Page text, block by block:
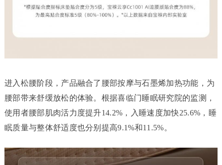
进入松腰阶段，产品融合了腰部按摩与石墨烯加热功能，为
腰部带来舒缓放松的体验。根据喜临门睡眠研究院的监测，
使用者腰部肌肉活力度提升14.2%，入睡速度加快25.6%，睡
眠质量与整体舒适度也分别提高9.1%和11.5%。